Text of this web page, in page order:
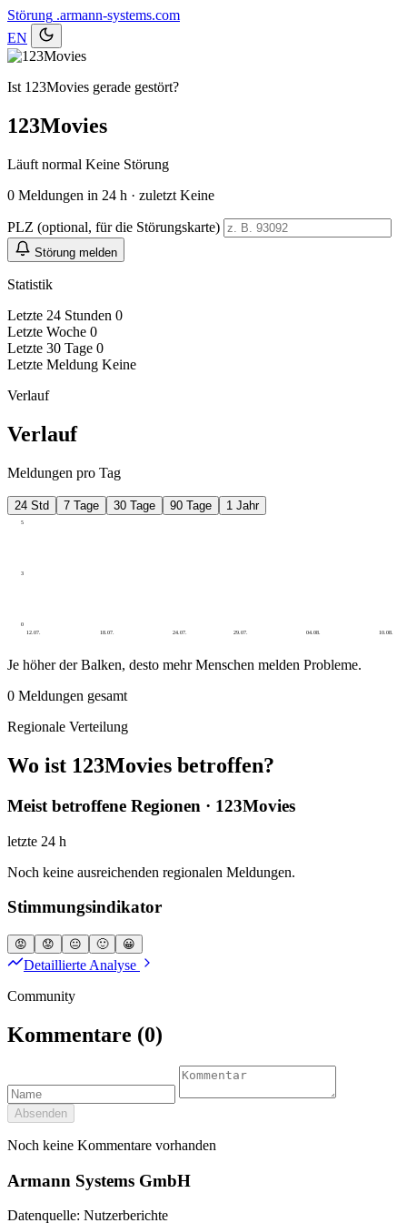
Störung .armann-systems.com
EN
Ist 123Movies gerade gestört?
123Movies
Läuft normal Keine Störung
0 Meldungen in 24 h · zuletzt Keine
PLZ (optional, für die Störungskarte)
Störung melden
Statistik
Letzte 24 Stunden 0
Letzte Woche 0
Letzte 30 Tage 0
Letzte Meldung Keine
Verlauf
Verlauf
Meldungen pro Tag
24 Std 7 Tage 30 Tage 90 Tage 1 Jahr
0
3
5
12.07. 18.07. 24.07. 29.07. 04.08. 10.08.
Je höher der Balken, desto mehr Menschen melden Probleme.
0 Meldungen gesamt
Regionale Verteilung
Wo ist 123Movies betroffen?
Meist betroffene Regionen · 123Movies
letzte 24 h
Noch keine ausreichenden regionalen Meldungen.
Stimmungsindikator
😡 😟 😐 🙂 😀
Detaillierte Analyse
Community
Kommentare (0)
Absenden
Noch keine Kommentare vorhanden
Armann Systems GmbH
Datenquelle: Nutzerberichte